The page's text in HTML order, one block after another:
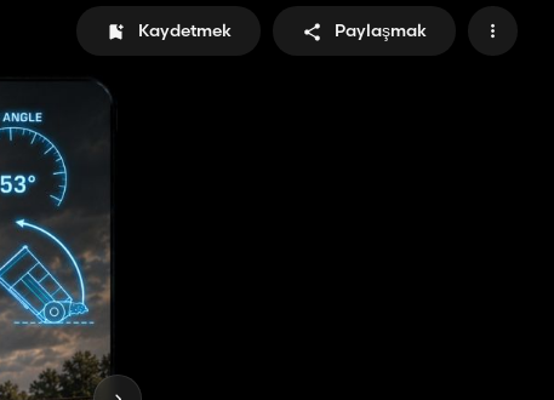
Kaydetmek Paylaşmak